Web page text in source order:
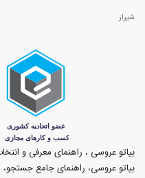
شیراز
بیاتو عروسی ، راهنمای معرفی و
بیاتو عروسی، راهنمای جامع